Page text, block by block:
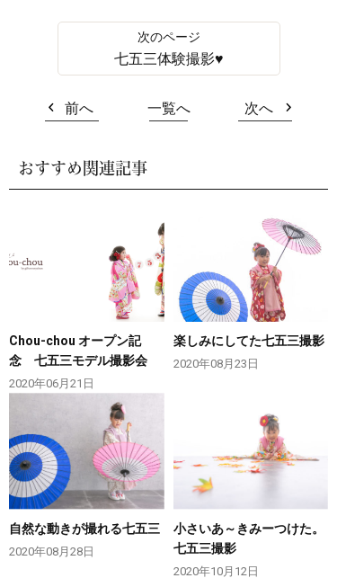
七五三体験撮影♥
前へ 一覧へ 次へ
おすすめ関連記事
Chou-chou オープン記
念 七五三モデル撮影会
2020年06月21日
楽しみにしてた七五三撮影
2020年08月23日
自然な動きが撮れる七五三
2020年08月28日
小さいあ～きみーつけた。
七五三撮影
2020年10月12日